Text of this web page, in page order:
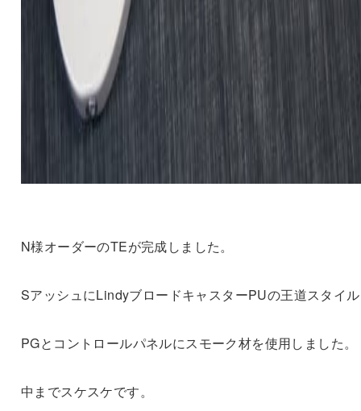
N様オーダーのTEが完成しました。
SアッシュにLindyブロードキャスターPUの王道スタイ
PGとコントロールパネルにスモーク材を使用しました。
中までスケスケです。